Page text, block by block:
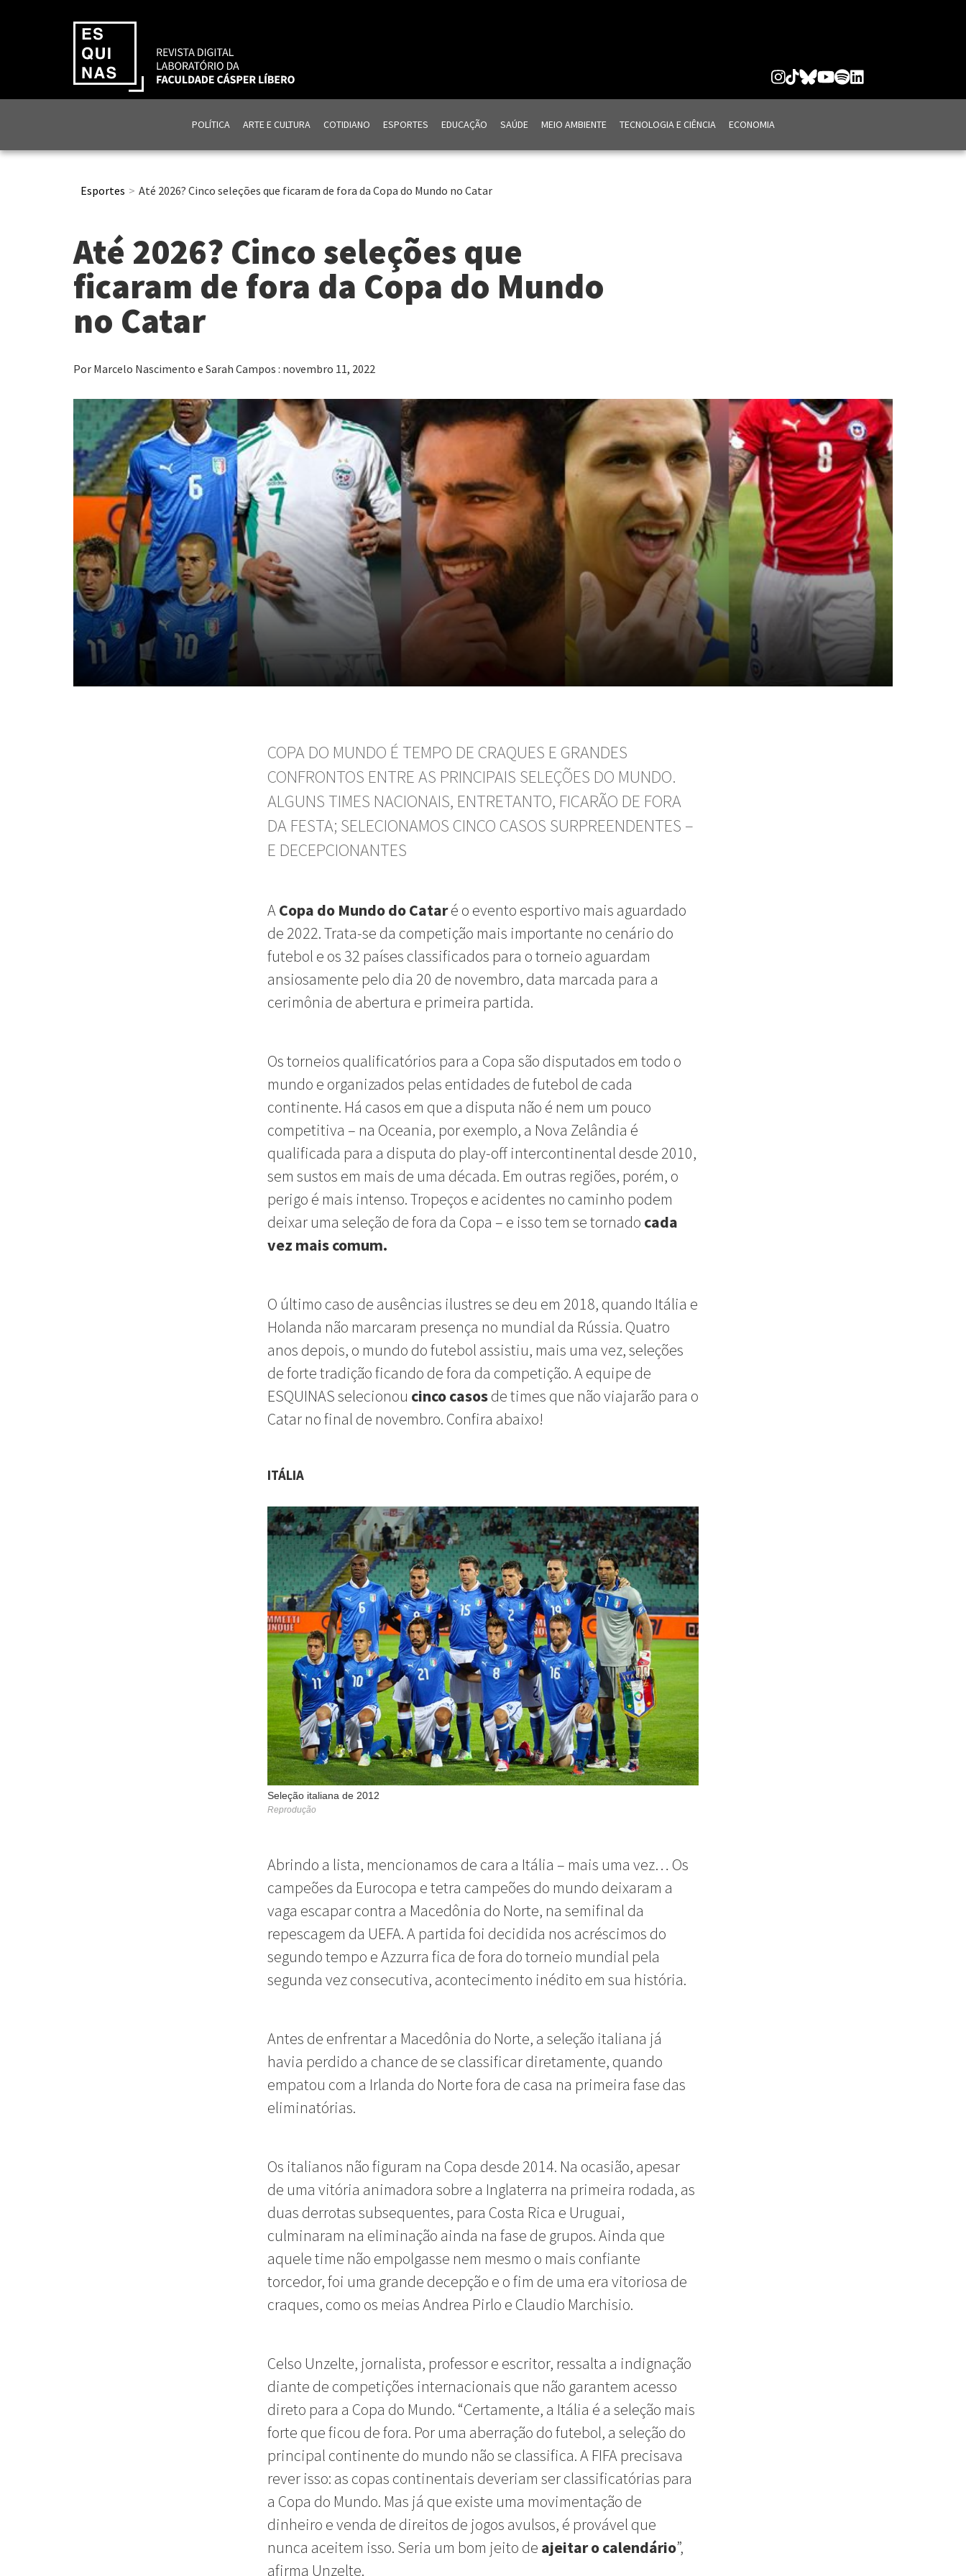
POLÍTICA ARTE E CULTURA COTIDIANO ESPORTES EDUCAÇÃO SAÚDE MEIO AMBIENTE TECNOLOGIA E CIÊNCIA ECONOMIA
Esportes Até 2026? Cinco seleções que ficaram de fora da Copa do Mundo no Catar
Até 2026? Cinco seleções que
ficaram de fora da Copa do Mundo
no Catar
Por Marcelo Nascimento e Sarah Campos : novembro 11, 2022
COPA DO MUNDO É TEMPO DE CRAQUES E GRANDES
CONFRONTOS ENTRE AS PRINCIPAIS SELEÇÕES DO MUNDO.
ALGUNS TIMES NACIONAIS, ENTRETANTO, FICARÃO DE FORA
DA FESTA; SELECIONAMOS CINCO CASOS SURPREENDENTES –
E DECEPCIONANTES
ACopa do Mundo do Cataré o evento esportivo mais aguardado
de 2022. Trata-se da competição mais importante no cenário do
futebol e os 32 países classificados para o torneio aguardam
ansiosamente pelo dia 20 de novembro, data marcada para a
cerimônia de abertura e primeira partida.
Os torneios qualificatórios para a Copa são disputados em todo o
mundo e organizados pelas entidades de futebol de cada
continente. Há casos em que a disputa não é nem um pouco
competitiva – na Oceania, por exemplo, a Nova Zelândia é
qualificada para a disputa do play-off intercontinental desde 2010,
sem sustos em mais de uma década. Em outras regiões, porém, o
perigo é mais intenso. Tropeços e acidentes no caminho podem
deixar uma seleção de fora da Copa – e isso tem se tornado cada
vez mais comum.
O último caso de ausências ilustres se deu em 2018, quando Itália e
Holanda não marcaram presença no mundial da Rússia. Quatro
anos depois, o mundo do futebol assistiu, mais uma vez, seleções
de forte tradição ficando de fora da competição. A equipe de
ESQUINAS selecionou cinco casosde times que não viajarão para o
Catar no final de novembro. Confira abaixo!
ITÁLIA
Seleção italiana de 2012
Reprodução
Abrindo a lista, mencionamos de cara a Itália – mais uma vez… Os
campeões da Eurocopa e tetra campeões do mundo deixaram a
vaga escapar contra a Macedônia do Norte, na semifinal da
repescagem da UEFA. A partida foi decidida nos acréscimos do
segundo tempo e Azzurra fica de fora do torneio mundial pela
segunda vez consecutiva, acontecimento inédito em sua história.
Antes de enfrentar a Macedônia do Norte, a seleção italiana já
havia perdido a chance de se classificar diretamente, quando
empatou com a Irlanda do Norte fora de casa na primeira fase das
eliminatórias.
Os italianos não figuram na Copa desde 2014. Na ocasião, apesar
de uma vitória animadora sobre a Inglaterra na primeira rodada, as
duas derrotas subsequentes, para Costa Rica e Uruguai,
culminaram na eliminação ainda na fase de grupos. Ainda que
aquele time não empolgasse nem mesmo o mais confiante
torcedor, foi uma grande decepção e o fim de uma era vitoriosa de
craques, como os meias Andrea Pirlo e Claudio Marchisio.
Celso Unzelte, jornalista, professor e escritor, ressalta a indignação
diante de competições internacionais que não garantem acesso
direto para a Copa do Mundo. “Certamente, a Itália é a seleção mais
forte que ficou de fora. Por uma aberração do futebol, a seleção do
principal continente do mundo não se classifica. A FIFA precisava
rever isso: as copas continentais deveriam ser classificatórias para
a Copa do Mundo. Mas já que existe uma movimentação de
dinheiro e venda de direitos de jogos avulsos, é provável que
nunca aceitem isso. Seria um bom jeito de ajeitar o calendário”,
afirma Unzelte.